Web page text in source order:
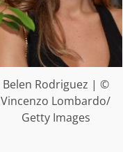
Belen Rodriguez | ©
Vincenzo Lombardo/
Getty Images